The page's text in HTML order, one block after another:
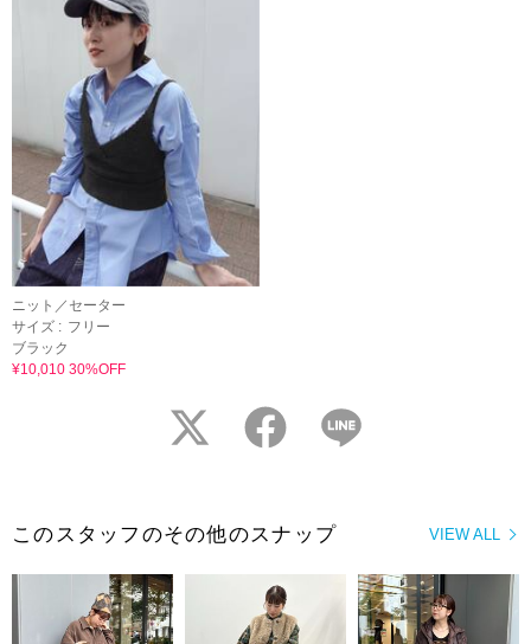
ニット／セーター
サイズ : フリー
ブラック
¥10,010 30%OFF
twitter facebook
VIEW ALL
このスタッフのその他のスナップ